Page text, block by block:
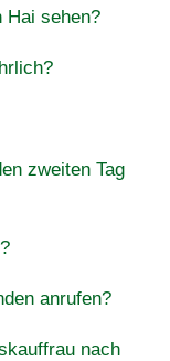
Hai sehen?
zweiten Tag
anrufen?
nach